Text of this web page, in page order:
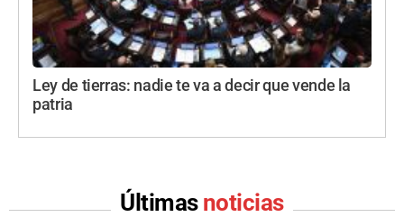
Ley de tierras: nadie te va a decir que vende la
patria
Últimas noticias